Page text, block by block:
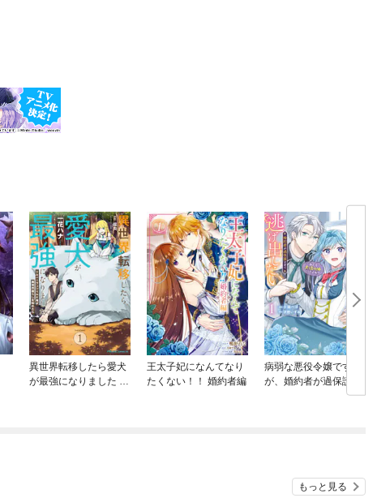
異世界転移したら愛犬
が最強になりました ～
王太子妃になんてなり
たくない！！ 婚約者編
病弱な悪役令嬢です
が、婚約者が過保護す
ぎて逃げ出したい(私た
もっと見る